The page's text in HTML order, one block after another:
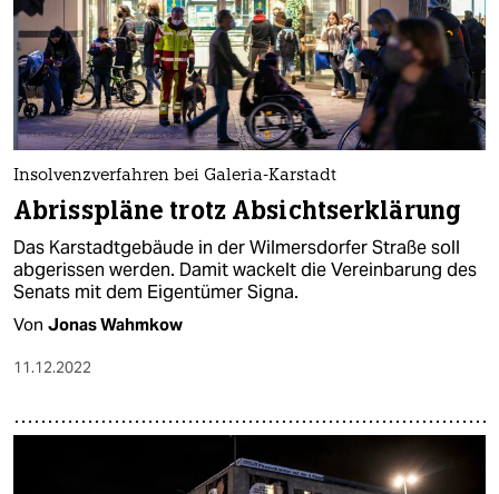
unterstützen
abo
genossenschaft
Insolvenzverfahren bei Galeria-Karstadt
Abrisspläne trotz Absichtserklärung
Das Karstadtgebäude in der Wilmersdorfer Straße soll
abgerissen werden. Damit wackelt die Vereinbarung des
Senats mit dem Eigentümer Signa.
Von Jonas Wahmkow
11.12.2022